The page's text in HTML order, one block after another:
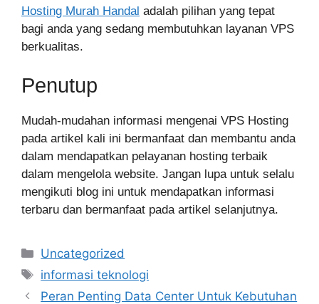
Hosting Murah Handal adalah pilihan yang tepat
bagi anda yang sedang membutuhkan layanan VPS
berkualitas.
Penutup
Mudah-mudahan informasi mengenai VPS Hosting
pada artikel kali ini bermanfaat dan membantu anda
dalam mendapatkan pelayanan hosting terbaik
dalam mengelola website. Jangan lupa untuk selalu
mengikuti blog ini untuk mendapatkan informasi
terbaru dan bermanfaat pada artikel selanjutnya.
Categories
Uncategorized
Tags
informasi teknologi
Peran Penting Data Center Untuk Kebutuhan